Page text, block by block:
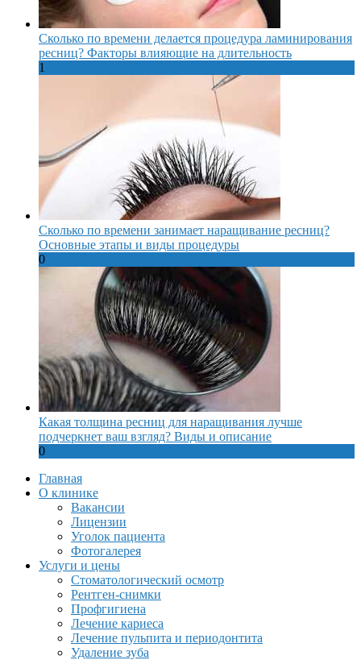
Сколько по времени делается процедура ламинирования
ресниц? Факторы влияющие на длительность
1
Сколько по времени занимает наращивание ресниц?
Основные этапы и виды процедуры
0
Какая толщина ресниц для наращивания лучше
подчеркнет ваш взгляд? Виды и описание
0
Главная
О клинике
Вакансии
Лицензии
Уголок пациента
Фотогалерея
Услуги и цены
Стоматологический осмотр
Рентген-снимки
Профгигиена
Лечение кариеса
Лечение пульпита и периодонтита
Удаление зуба